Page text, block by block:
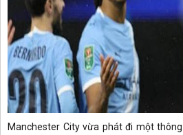
Manchester City vừa phát đi một